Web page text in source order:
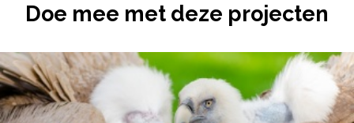
Doe mee met deze projecten